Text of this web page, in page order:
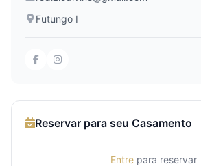
Futungo I
Reservar para seu Casamento
Entre para reservar